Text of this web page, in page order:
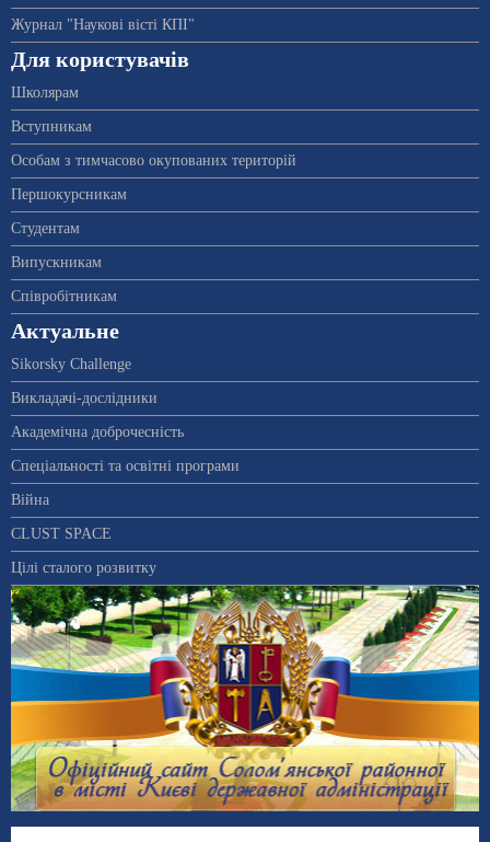
Журнал "Наукові вісті КПІ"
Для користувачів
Школярам
Вступникам
Особам з тимчасово окупованих територій
Першокурсникам
Студентам
Випускникам
Співробітникам
Актуальне
Sikorsky Challenge
Викладачі-дослідники
Академічна доброчесність
Спеціальності та освітні програми
Війна
CLUST SPACE
Цілі сталого розвитку